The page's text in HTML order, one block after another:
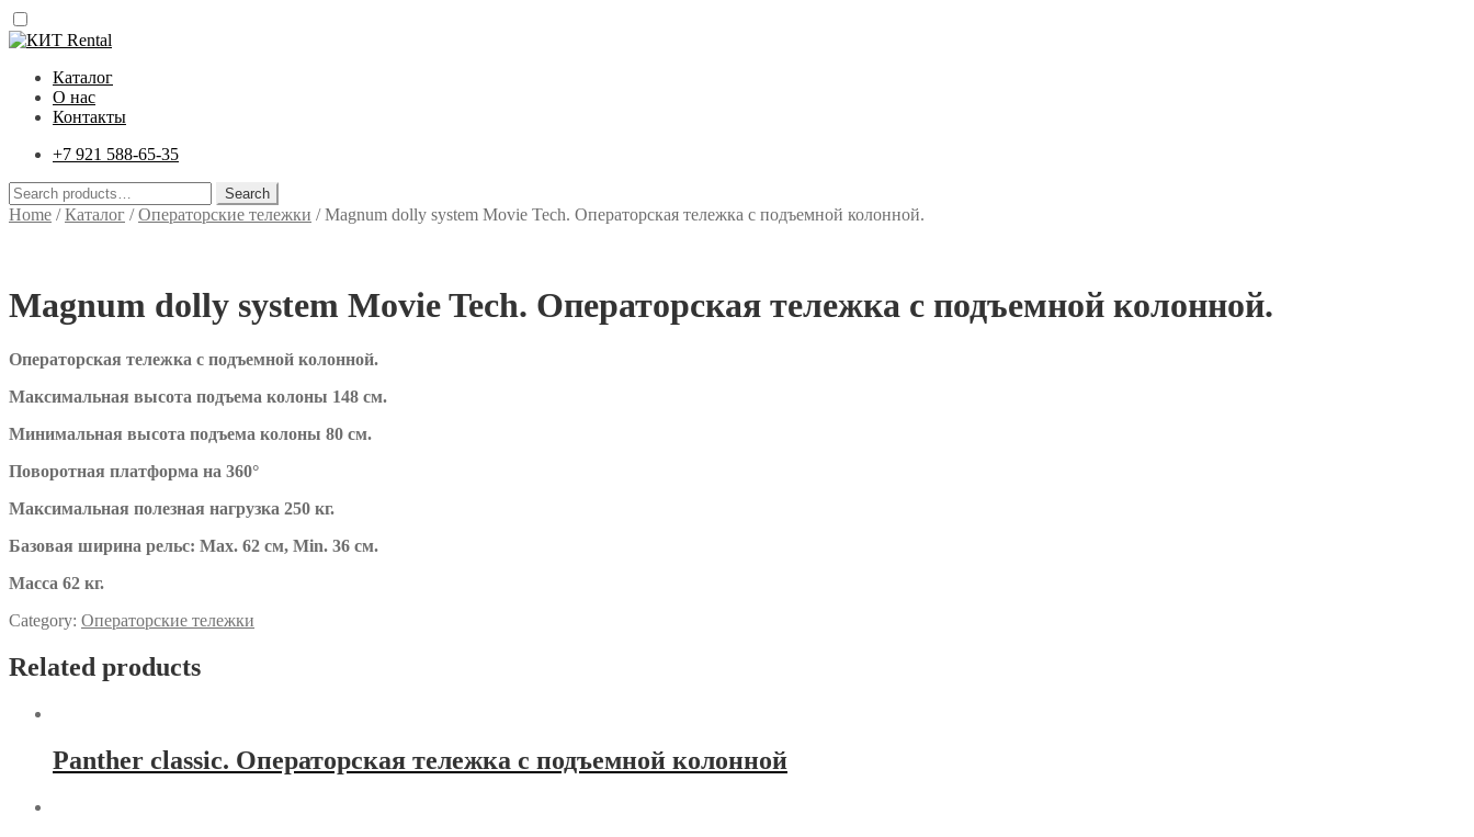
Перейти
навигации
Перейти
содержимому
Каталог
О нас
Контакты
+7 921 588-65-35
Search
for:
Search
Home /Каталог /Операторские тележки /Magnum dolly system Movie Tech. Операторская тележка с подъемной колонной.
Magnum dolly system Movie Tech. Операторская тележка с подъемной колонной.
Операторская тележка с подъемной колонной.
Максимальная высота подъема колоны 148 см.
Минимальная высота подъема колоны 80 см.
Поворотная платформа на 360°
Максимальная полезная нагрузка 250 кг.
Базовая ширина рельс: Мах. 62 см, Min. 36 см.
Масса 62 кг.
Category: Операторские тележки
Related products
Panther classic. Операторская тележка с подъемной колонной